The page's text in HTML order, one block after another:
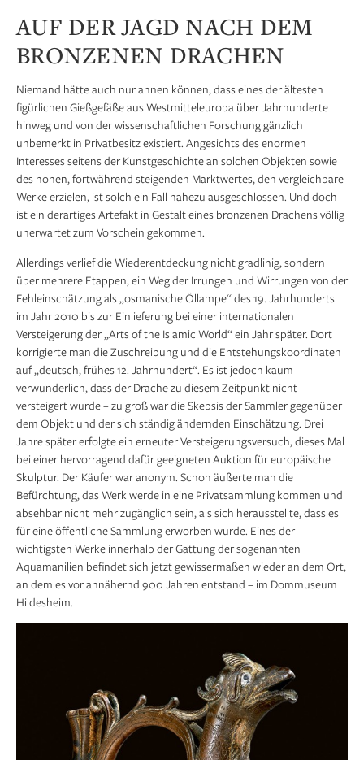
AUF DER JAGD NACH DEM
BRONZENEN DRACHEN
Niemand hätte auch nur ahnen können, dass eines der ältesten
figürlichen Gießgefäße aus Westmitteleuropa über Jahrhunderte
hinweg und von der wissenschaftlichen Forschung gänzlich
unbemerkt in Privatbesitz existiert. Angesichts des enormen
Interesses seitens der Kunstgeschichte an solchen Objekten sowie
des hohen, fortwährend steigenden Marktwertes, den vergleichbare
Werke erzielen, ist solch ein Fall nahezu ausgeschlossen. Und doch
ist ein derartiges Artefakt in Gestalt eines bronzenen Drachens völlig
unerwartet zum Vorschein gekommen.
Allerdings verlief die Wiederentdeckung nicht gradlinig, sondern
über mehrere Etappen, ein Weg der Irrungen und Wirrungen von der
Fehleinschätzung als „osmanische Öllampe“ des 19. Jahrhunderts
im Jahr 2010 bis zur Einlieferung bei einer internationalen
Versteigerung der „Arts of the Islamic World“ ein Jahr später. Dort
korrigierte man die Zuschreibung und die Entstehungskoordinaten
auf „deutsch, frühes 12. Jahrhundert“. Es ist jedoch kaum
verwunderlich, dass der Drache zu diesem Zeitpunkt nicht
versteigert wurde – zu groß war die Skepsis der Sammler gegenüber
dem Objekt und der sich ständig ändernden Einschätzung. Drei
Jahre später erfolgte ein erneuter Versteigerungsversuch, dieses Mal
bei einer hervorragend dafür geeigneten Auktion für europäische
Skulptur. Der Käufer war anonym. Schon äußerte man die
Befürchtung, das Werk werde in eine Privatsammlung kommen und
absehbar nicht mehr zugänglich sein, als sich herausstellte, dass es
für eine öffentliche Sammlung erworben wurde. Eines der
wichtigsten Werke innerhalb der Gattung der sogenannten
Aquamanilien befindet sich jetzt gewisser­maßen wieder an dem Ort,
an dem es vor annähernd 900 Jahren entstand – im Dommuseum
Hildesheim.